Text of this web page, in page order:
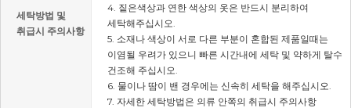
세탁방법 및
취급시 주의사항
4. 짙은색상과 연한 색상의 옷은 반드시 분리하여
세탁해주십시오.
5. 소재나 색상이 서로 다른 부분이 혼합된 제품일때는
이염될 우려가 있으니 빠른 시간내에 세탁 및 약하게 탈수
건조해 주십시오.
6. 물이나 땀이 밴 경우에는 신속히 세탁을 해주십시오.
7. 자세한 세탁방법은 의류 안쪽의 취급시 주의사항